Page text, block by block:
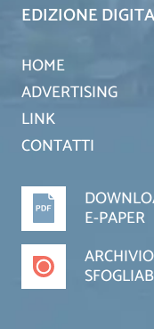
EDIZIONE
HOME
ADVERTISING
LINK
CONTATTI
E-PAPER